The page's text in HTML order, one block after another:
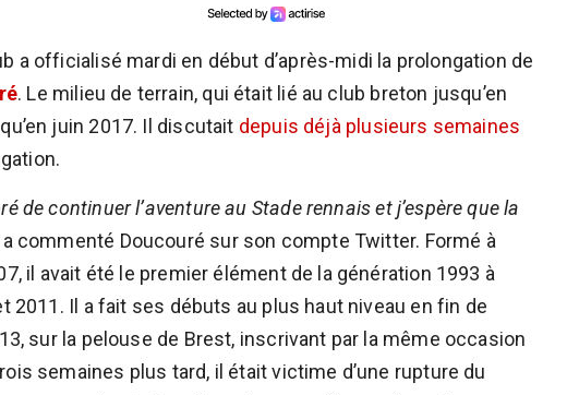
a officialisé mardi en début d’après-midi la prolongation de
. Le milieu de terrain, qui était lié au club breton jusqu’en
juin 2017. Il discutait depuis déjà plusieurs semaines
de continuer l’aventure au Stade rennais et j’espère que la
commenté Doucouré sur son compte Twitter. Formé à
il avait été le premier élément de la génération 1993 à
2011. Il a fait ses débuts au plus haut niveau en fin de
sur la pelouse de Brest, inscrivant par la même occasion
semaines plus tard, il était victime d’une rupture du